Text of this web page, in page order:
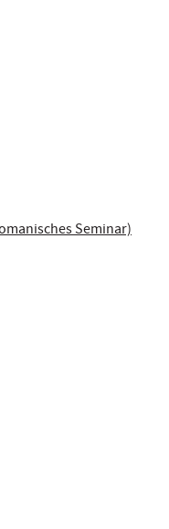
Seminar)